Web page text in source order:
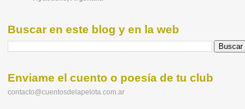
Buscar en este blog y en la web
Enviame el cuento o poesía de tu club
contacto@cuentosdelapelota.com.ar